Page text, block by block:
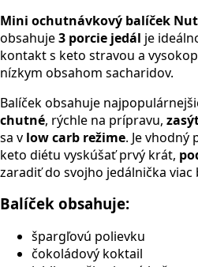
Mini ochutnávkový balíček
obsahuje3 porcie jedál je
kontakt s keto stravou a
nízkym obsahom sacharidov.
Balíček obsahuje
chutné, rýchle na prípravu,
sa v low carb režime. Je vhodný
keto diétu vyskúšať prvý krát,
zaradiť do svojho jedálnička viac
Balíček obsahuje:
špargľovú polievku
čokoládový koktail